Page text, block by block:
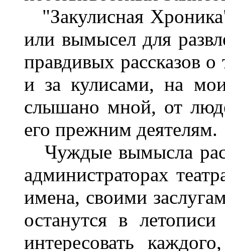
"Закулисная
или вымысел для
правдивых рассказов
и за кулисами, на
слышано мной, от
его прежним деятелям.
Чуждые вымысла
администраторах
имена, своими
останутся в
интересовать